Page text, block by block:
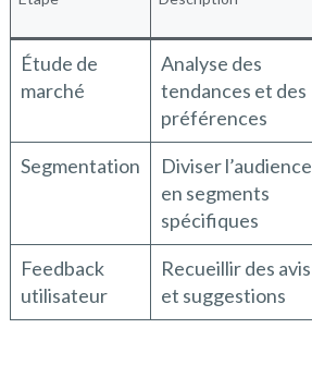
Étude de
marché
Analyse des
tendances et des
préférences
Segmentation
Diviser l’audience
en segments
spécifiques
Feedback
utilisateur
Recueillir des avis
et suggestions